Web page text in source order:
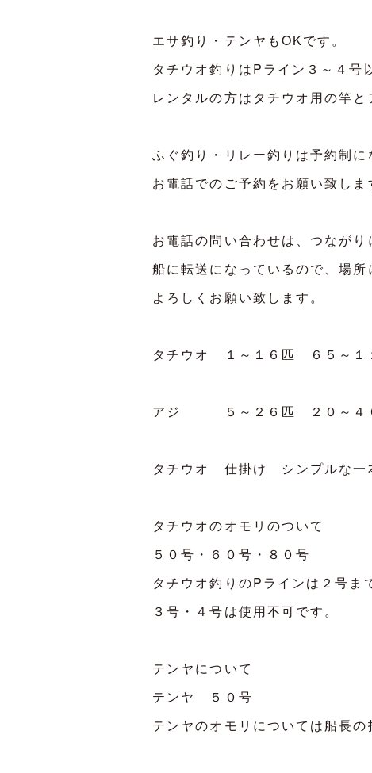
エサ釣り・テンヤもOKです。
タチウオ釣りはPライン３～４号
レンタルの方はタチウオ用の竿
ふぐ釣り・リレー釣りは予約制に
お電話でのご予約をお願い致しま
お電話の問い合わせは、つなが
船に転送になっているので、場所
よろしくお願い致します。
タチウオ １～１６匹 ６５～１
アジ ５～２６匹 ２０～４
タチウオ 仕掛け シンプルな
タチウオのオモリのついて
５０号・６０号・８０号
タチウオ釣りのPラインは２号ま
３号・４号は使用不可です。
テンヤについて
テンヤ ５０号
テンヤのオモリについては船長の